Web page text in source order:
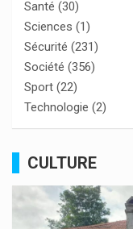
Santé (30)
Sciences (1)
Sécurité (231)
Société (356)
Sport (22)
Technologie (2)
CULTURE